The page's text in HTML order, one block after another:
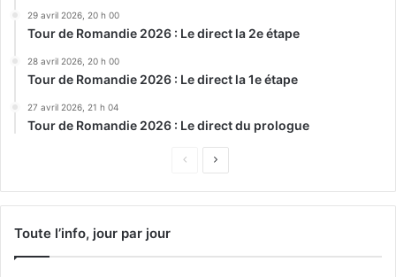
29 avril 2026, 20 h 00
Tour de Romandie 2026 : Le direct la 2e étape
28 avril 2026, 20 h 00
Tour de Romandie 2026 : Le direct la 1e étape
27 avril 2026, 21 h 04
Tour de Romandie 2026 : Le direct du prologue
Page
Page
Toute l’info, jour par jour